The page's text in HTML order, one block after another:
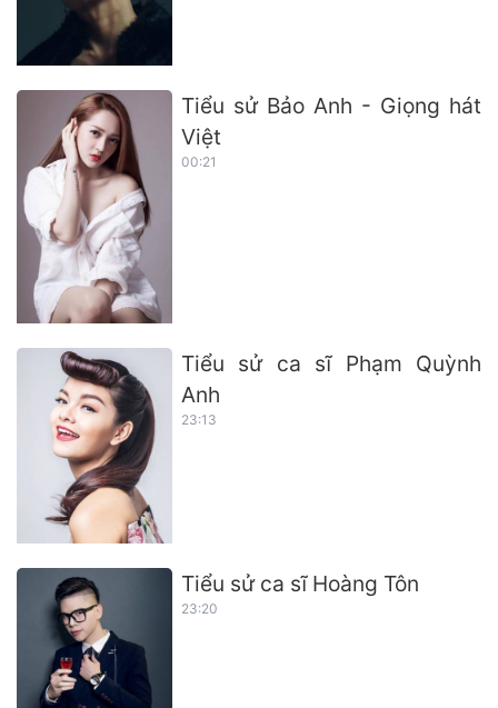
Tiểu sử Bảo Anh - Giọng hát
Việt
00:21
Tiểu sử ca sĩ Phạm Quỳnh
Anh
23:13
Tiểu sử ca sĩ Hoàng Tôn
23:20